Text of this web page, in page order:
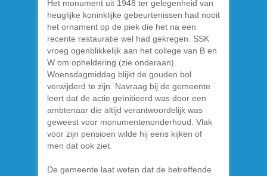
Het monument uit 1948 ter gelegenheid van
heuglijke koninklijke gebeurtenissen had nooit
het ornament op de piek die het na een
recente restauratie wel had gekregen. SSK
vroeg ogenblikkelijk aan het college van B en
W om opheldering (zie onderaan).
Woensdagmiddag blijkt de gouden bol
verwijderd te zijn. Navraag bij de gemeente
leert dat de actie geïnitieerd was door een
ambtenaar die altijd verantwoordelijk was
geweest voor monumentenonderhoud. Vlak
voor zijn pensioen wilde hij eens kijken of
men dat ook ziet.
De gemeente laat weten dat de betreffende